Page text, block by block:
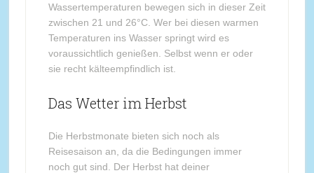
Wassertemperaturen bewegen sich in dieser Zeit
zwischen 21 und 26°C. Wer bei diesen warmen
Temperaturen ins Wasser springt wird es
voraussichtlich genießen. Selbst wenn er oder
sie recht kälteempfindlich ist.
Das Wetter im Herbst
Die Herbstmonate bieten sich noch als
Reisesaison an, da die Bedingungen immer
noch gut sind. Der Herbst hat deiner